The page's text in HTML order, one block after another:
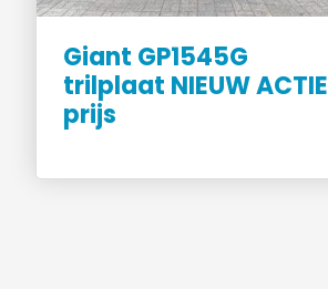
Giant GP1545G
trilplaat NIEUW ACTIE
prijs